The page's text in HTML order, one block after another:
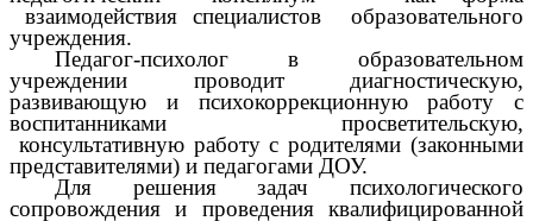
взаимодействия специалистов образовательного
учреждения.
Педагог-психолог в образовательном
учреждении проводит диагностическую,
развивающую и психокоррекционную работу с
воспитанниками просветительскую,
консультативную работу с родителями (законными
представителями) и педагогами ДОУ.
Для решения задач психологического
сопровождения и проведения квалифицированной